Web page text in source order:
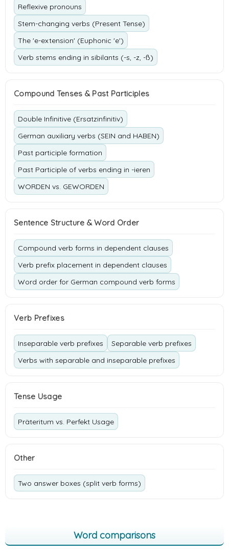
Reflexive pronouns
Stem-changing verbs (Present Tense)
The 'e-extension' (Euphonic 'e')
Verb stems ending in sibilants (-s, -z, -ß)
Compound Tenses & Past Participles
Double Infinitive (Ersatzinfinitiv)
German auxiliary verbs (SEIN and HABEN)
Past participle formation
Past Participle of verbs ending in -ieren
WORDEN vs. GEWORDEN
Sentence Structure & Word Order
Compound verb forms in dependent clauses
Verb prefix placement in dependent clauses
Word order for German compound verb forms
Verb Prefixes
Inseparable verb prefixes
Separable verb prefixes
Verbs with separable and inseparable prefixes
Tense Usage
Präteritum vs. Perfekt Usage
Other
Two answer boxes (split verb forms)
Word comparisons